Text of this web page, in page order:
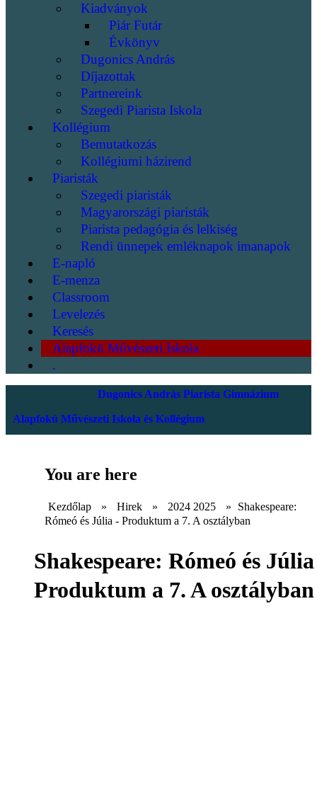
Kiadványok
Piár Futár
Évkönyv
Dugonics András
Díjazottak
Partnereink
Szegedi Piarista Iskola
Kollégium
Bemutatkozás
Kollégiumi házirend
Piaristák
Szegedi piaristák
Magyarországi piaristák
Piarista pedagógia és lelkiség
Rendi ünnepek emléknapok imanapok
E-napló
E-menza
Classroom
Levelezés
Keresés
Alapfokú Művészeti Iskola
.
Dugonics András Piarista Gimnázium
Alapfokú Művészeti Iskola és Kollégium
You are here
Kezdőlap » Hirek » 2024 2025 »
Shakespeare:
Rómeó és Júlia - Produktum a 7. A osztályban
Shakespeare: Rómeó és
Produktum a 7. A osztályban